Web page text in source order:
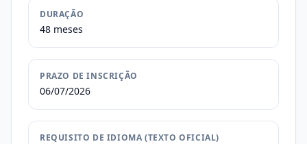
DURAÇÃO
48 meses
PRAZO DE INSCRIÇÃO
06/07/2026
REQUISITO DE IDIOMA (TEXTO OFICIAL)